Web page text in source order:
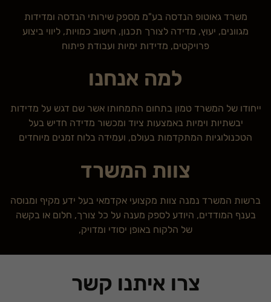
משרד גאוטופ הנדסה בע"מ מספק שירותי הנדסה ומדידות
מגוונים, יעוץ, מדידה לצורך תכנון, חישוב כמויות, ליווי ביצוע
פרויקטים, מדידות ימיות ועבודת פיתוח
למה אנחנו
ייחודו של המשרד טמון בתחום התמחותו אשר שם דגש על מדידות
יבשתיות וימיות באמצעות ציוד ומכשור מדידה חדיש בעל
הטכנולוגיות המתקדמות בעולם, ועמידה בלוח זמנים מיוחדים
צוות המשרד
ברשות המשרד נמנה צוות מקצועי אקדמאי בעל ידע מקיף ומנוסה
בענף המודדים, היודע לספק מענה על כל צורך, חלום או בקשה
של הלקוח באופן יסודי ומדויק,
צרו איתנו קשר